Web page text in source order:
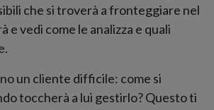
che si troverà a fronteggiare nel
e vedi come le analizza e quali
un cliente difficile: come si
toccherà a lui gestirlo? Questo ti